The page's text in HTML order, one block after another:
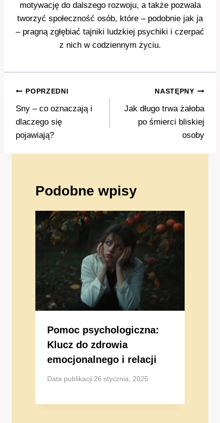
motywację do dalszego rozwoju, a także pozwala
tworzyć społeczność osób, które – podobnie jak ja
– pragną zgłębiać tajniki ludzkiej psychiki i czerpać
z nich w codziennym życiu.
Nawigacja
wpisu
POPRZEDNI
Sny – co oznaczają i
dlaczego się
pojawiają?
NASTĘPNY
Jak długo trwa żałoba
po śmierci bliskiej
osoby
Podobne wpisy
Pomoc psychologiczna:
Klucz do zdrowia
emocjonalnego i relacji
Data publikacji 26 stycznia, 2025